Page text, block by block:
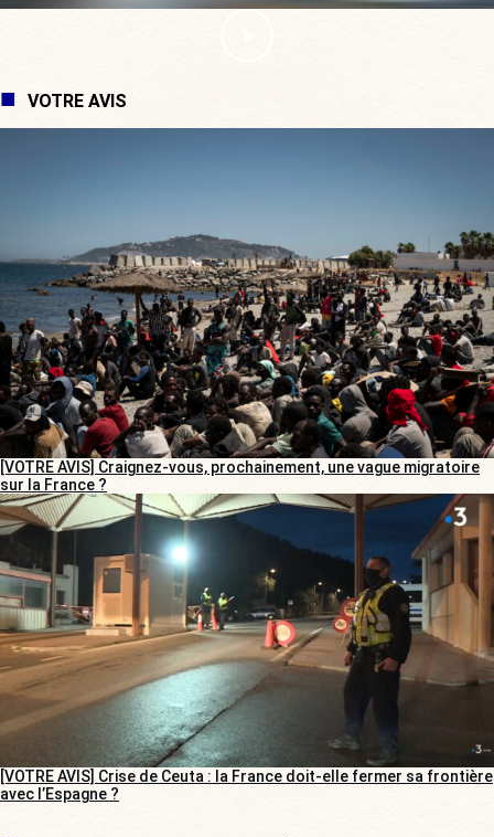
VOTRE AVIS
[VOTRE AVIS] Craignez-vous, prochainement, une vague migratoire
sur la France ?
[VOTRE AVIS] Crise de Ceuta : la France doit-elle fermer sa frontière
avec l’Espagne ?